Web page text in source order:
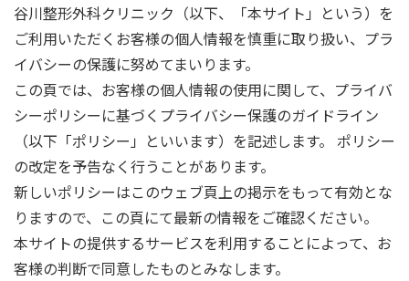
谷川整形外科クリニック（以下、「本サイト」という）を
ご利用いただくお客様の個人情報を慎重に取り扱い、プラ
イバシーの保護に努めてまいります。
この頁では、お客様の個人情報の使用に関して、プライバ
シーポリシーに基づくプライバシー保護のガイドライン
（以下「ポリシー」といいます）を記述します。 ポリシー
の改定を予告なく行うことがあります。
新しいポリシーはこのウェブ頁上の掲示をもって有効とな
りますので、この頁にて最新の情報をご確認ください。
本サイトの提供するサービスを利用することによって、お
客様の判断で同意したものとみなします。